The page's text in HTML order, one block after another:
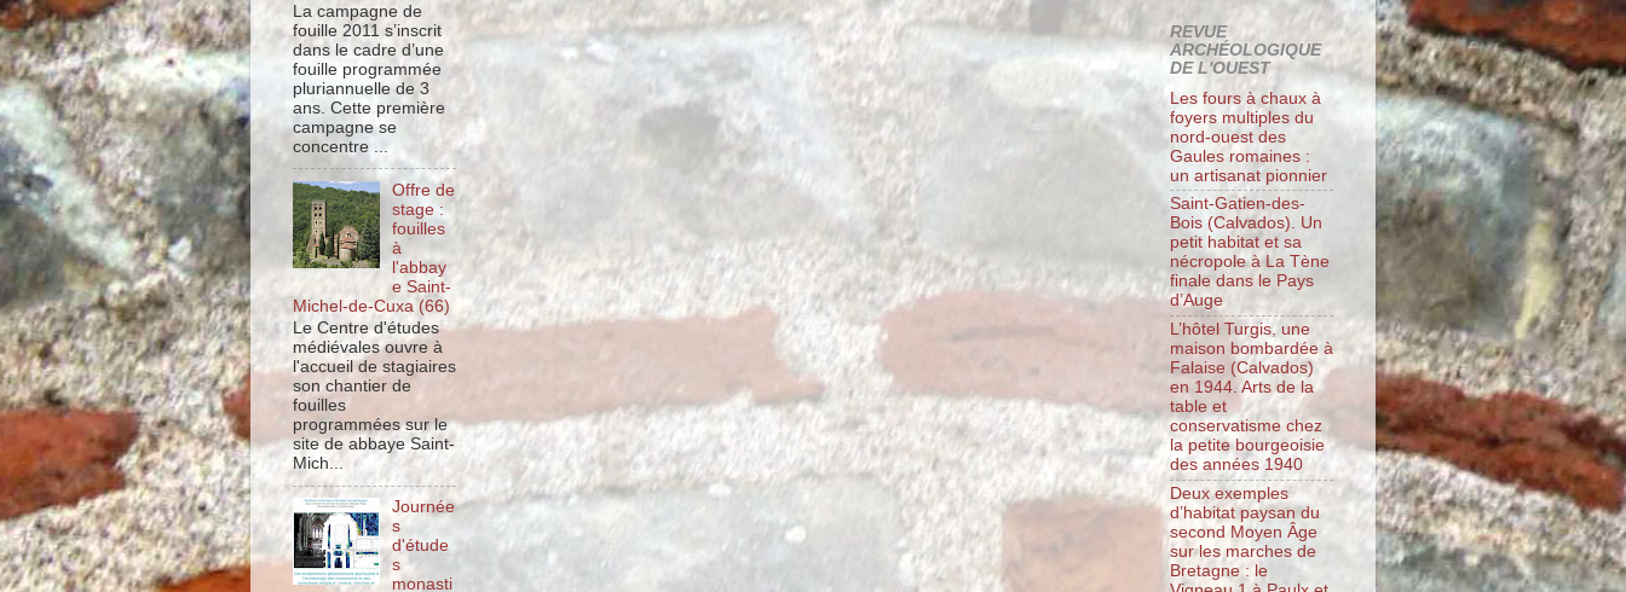
La campagne de
fouille 2011 s’inscrit
dans le cadre d’une
fouille programmée
pluriannuelle de 3
ans. Cette première
campagne se
concentre ...
Offre de
stage :
fouilles
à
l'abbay
e Saint-
Michel-de-Cuxa (66)
Le Centre d'études
médiévales ouvre à
l'accueil de stagiaires
son chantier de
fouilles
programmées sur le
site de abbaye Saint-
Mich...
Journée
s
d'étude
s
monasti
REVUE
ARCHÉOLOGIQUE
DE L'OUEST
Les fours à chaux à
foyers multiples du
nord-ouest des
Gaules romaines :
un artisanat pionnier
Saint-Gatien-des-
Bois (Calvados). Un
petit habitat et sa
nécropole à La Tène
finale dans le Pays
d’Auge
L’hôtel Turgis, une
maison bombardée à
Falaise (Calvados)
en 1944. Arts de la
table et
conservatisme chez
la petite bourgeoisie
des années 1940
Deux exemples
d’habitat paysan du
second Moyen Âge
sur les marches de
Bretagne : le